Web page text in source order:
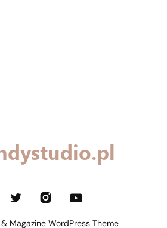
Magazine WordPress Theme